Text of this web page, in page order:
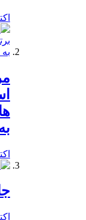
اکتبر
اکتبر
اکتبر